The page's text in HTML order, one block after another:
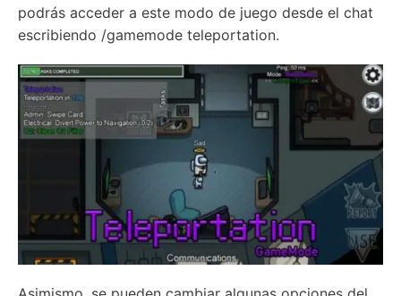
podrás acceder a este modo de juego desde el chat
escribiendo /gamemode teleportation.